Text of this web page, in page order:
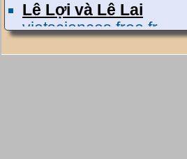
Lê Lợi và Lê Lai
vietsciences.free.fr
Lê Lai – Wikipedia